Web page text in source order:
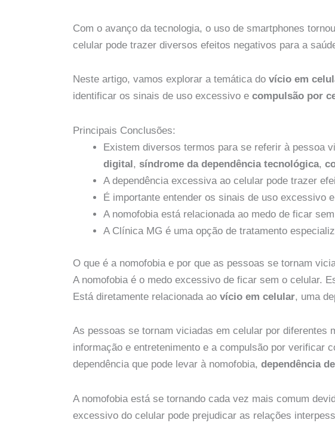
Com o avanço da tecnologia, o uso de smartphones
celular pode trazer diversos efeitos negativos para a
Neste artigo, vamos explorar a temática do vício em
identificar os sinais de uso excessivo e compulsão por
Principais Conclusões:
Existem diversos termos para se referir à pessoa
digital, síndrome da dependência tecnológica,
A dependência excessiva ao celular pode trazer
É importante entender os sinais de uso excessivo
A nomofobia está relacionada ao medo de ficar
A Clínica MG é uma opção de tratamento
O que é a nomofobia e por que as pessoas se tornam
A nomofobia é o medo excessivo de ficar sem o celular.
Está diretamente relacionada ao vício em celular, uma
As pessoas se tornam viciadas em celular por diferentes
informação e entretenimento e a compulsão por verificar
dependência que pode levar à nomofobia, dependência
A nomofobia está se tornando cada vez mais comum
excessivo do celular pode prejudicar as relações